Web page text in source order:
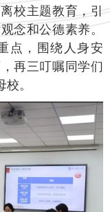
校主题教育，引
念和公德素养。
点，围绕人身安
再三叮嘱同学们
。